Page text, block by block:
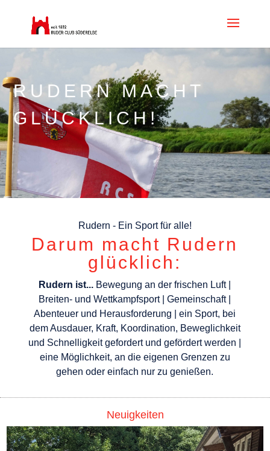
RUDERN MACHT
GLÜCKLICH!
Rudern - Ein Sport für alle!
Darum macht Rudern
glücklich:
Rudern ist... Bewegung an der frischen Luft |
Breiten- und Wettkampfsport | Gemeinschaft |
Abenteuer und Herausforderung | ein Sport, bei
dem Ausdauer, Kraft, Koordination, Beweglichkeit
und Schnelligkeit gefordert und gefördert werden |
eine Möglichkeit, an die eigenen Grenzen zu
gehen oder einfach nur zu genießen.
Neuigkeiten